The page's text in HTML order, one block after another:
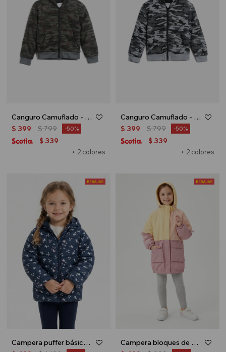
Canguro Camuflado - Verde
+ 2 colores
$ 399 $799 50
$ 339
Canguro Camuflado - Gris
+ 2 colores
$ 399 $799 50
$ 339
Campera puffer básica - Azul marino
Campera bloques de color - Amarillo